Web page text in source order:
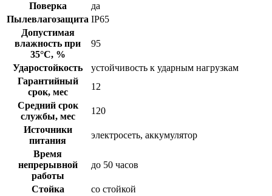
Поверка
да
Пылевлагозащита IP65
Допустимая
влажность при
35°С, %
95
Ударостойкость
устойчивость к ударным нагрузкам
Гарантийный
срок, мес
12
Средний срок
службы, мес
120
Источники
питания
электросеть, аккумулятор
Время
непрерывной
работы
до 50 часов
Стойка со стойкой